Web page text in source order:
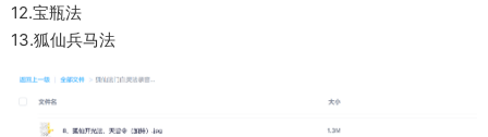
12.宝瓶法
13.狐仙兵马法